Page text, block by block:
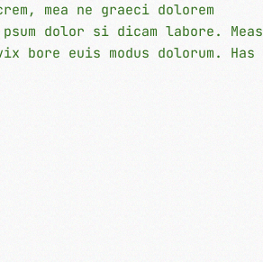
mea ne graeci dolorem
dolor si dicam labore. Meas
euis modus dolorum. Has